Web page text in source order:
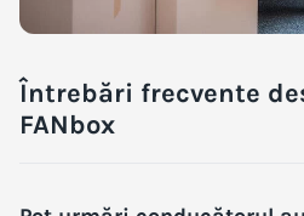
Întrebări frecvente
FANbox